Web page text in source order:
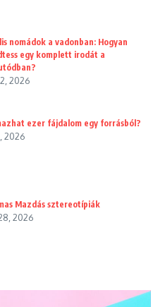
nomádok a vadonban: Hogyan
egy komplett irodát a
2026
ezer fájdalom egy forrásból?
2026
Mazdás sztereotípiák
2026